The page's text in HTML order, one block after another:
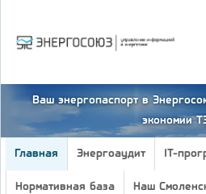
Ваш энергопаспорт в
экономии
Главная Энергоаудит IT-
Нормативная база Наш